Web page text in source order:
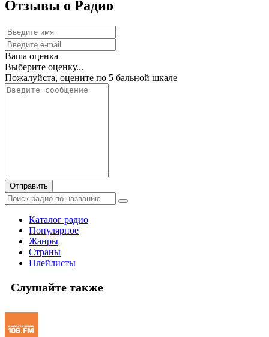
Отзывы о Радио
Ваша оценка
Выберите оценку...
Пожалуйста, оцените по 5 бальной шкале
Отправить
Каталог радио
Популярное
Жанры
Страны
Плейлисты
Слушайте также